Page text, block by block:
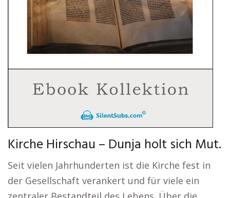
Kirche Hirschau – Dunja holt sich Mut.
Seit vielen Jahrhunderten ist die Kirche fest in
der Gesellschaft verankert und für viele ein